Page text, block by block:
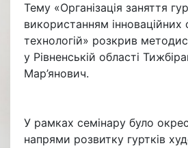
Тему «Організація заняття
використанням інноваційних
технологій» розкрив
у Рівненській області
Мар’янович.
У рамках семінару було
напрями розвитку гуртків